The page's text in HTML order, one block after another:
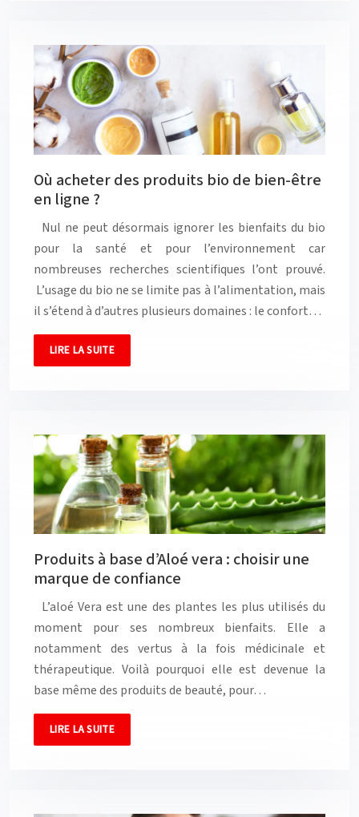
Où acheter des produits bio de bien-être
en ligne ?
Nul ne peut désormais ignorer les bienfaits du bio
pour la santé et pour l’environnement car
nombreuses recherches scientifiques l’ont prouvé.
L’usage du bio ne se limite pas à l’alimentation, mais
il s’étend à d’autres plusieurs domaines : le confort…
LIRE LA SUITE
Produits à base d’Aloé vera : choisir une
marque de confiance
L’aloé Vera est une des plantes les plus utilisés du
moment pour ses nombreux bienfaits. Elle a
notamment des vertus à la fois médicinale et
thérapeutique. Voilà pourquoi elle est devenue la
base même des produits de beauté, pour…
LIRE LA SUITE